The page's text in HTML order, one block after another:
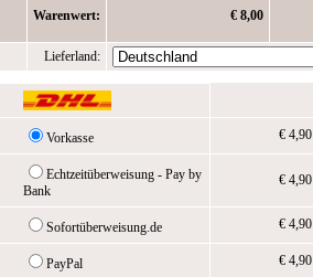
Warenwert: € 8,00
Lieferland:
Vorkasse € 4,90
Echtzeitüberweisung - Pay by
Bank
€ 4,90
Sofortüberweisung.de € 4,90
PayPal € 4,90